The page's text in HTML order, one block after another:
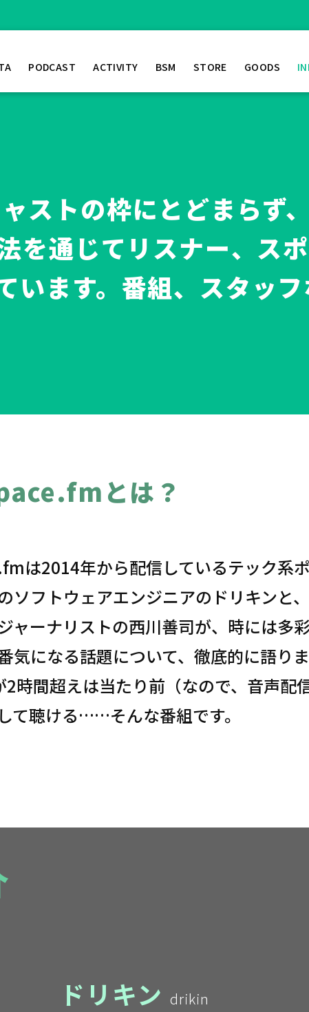
PODCAST ACTIVITY BSM STORE GOODS
トの枠にとどまらず
を通じてリスナー、ス
います。番組、スタッ
とは？
は2014年から配信しているテック系
ソフトウェアエンジニアのドリキンと
ャーナリストの西川善司が、時には多
気になる話題について、徹底的に語りま
時間超えは当たり前（なので、音声配
て聴ける……そんな番組です。
ドリキン drikin